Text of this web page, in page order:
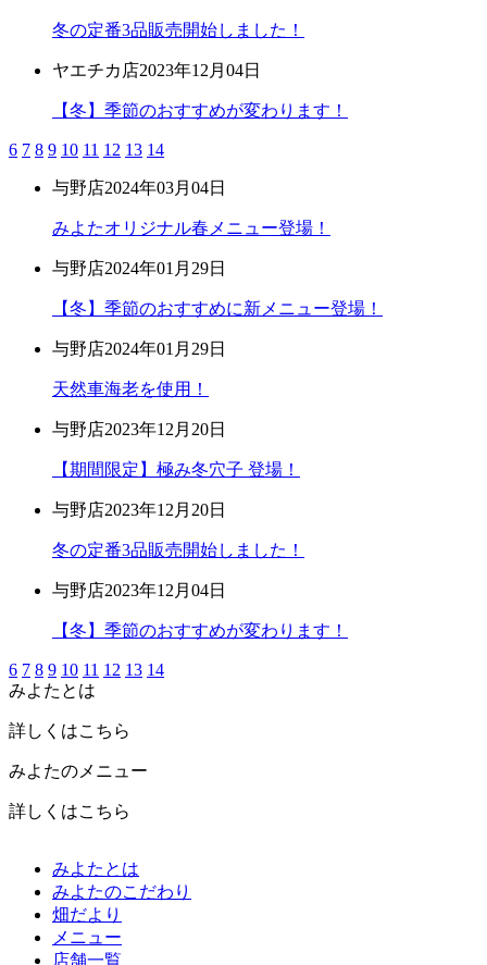
冬の定番3品販売開始しました！
ヤエチカ店2023年12月04日
【冬】季節のおすすめが変わります！
6 7 8 9 10 11 12 13 14
与野店2024年03月04日
みよたオリジナル春メニュー登場！
与野店2024年01月29日
【冬】季節のおすすめに新メニュー登場！
与野店2024年01月29日
天然車海老を使用！
与野店2023年12月20日
【期間限定】極み冬穴子 登場！
与野店2023年12月20日
冬の定番3品販売開始しました！
与野店2023年12月04日
【冬】季節のおすすめが変わります！
6 7 8 9 10 11 12 13 14
みよたとは
詳しくはこちら
みよたのメニュー
詳しくはこちら
みよたとは
みよたのこだわり
畑だより
メニュー
店舗一覧